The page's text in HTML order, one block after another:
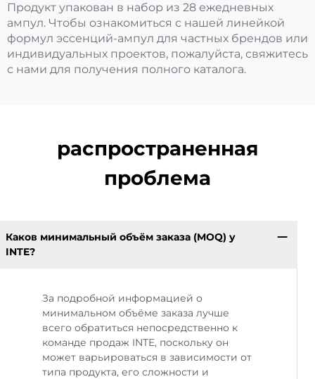
Продукт упакован в набор из 28 ежедневных
ампул. Чтобы ознакомиться с нашей линейкой
формул эссенций-ампул для частных брендов или
индивидуальных проектов, пожалуйста, свяжитесь
с нами для получения полного каталога.
распространенная
проблема
Каков минимальный объём заказа (MOQ) у
INTE?
За подробной информацией о
минимальном объёме заказа лучше
всего обратиться непосредственно к
команде продаж INTE, поскольку он
может варьироваться в зависимости от
типа продукта, его сложности и